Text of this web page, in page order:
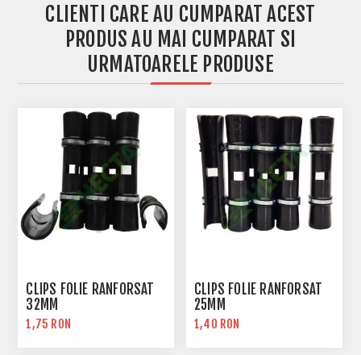
CLIENTI CARE AU CUMPARAT ACEST
PRODUS AU MAI CUMPARAT SI
URMATOARELE PRODUSE
CLIPS FOLIE RANFORSAT
32MM
1,75 RON
CLIPS FOLIE RANFORSAT
25MM
1,40 RON